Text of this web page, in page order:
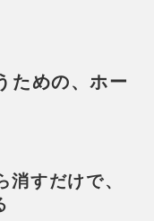
ための、ホー
すだけで、